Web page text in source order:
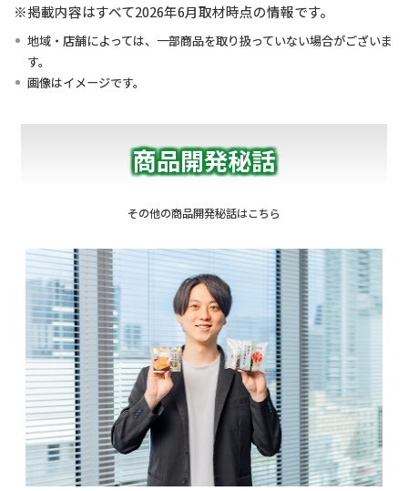
※掲載内容はすべて2026年6月取材時点の情報です。
地域・店舗によっては、一部商品を取り扱っていない場合がございま
す。
画像はイメージです。
商品開発秘話
その他の商品開発秘話はこちら